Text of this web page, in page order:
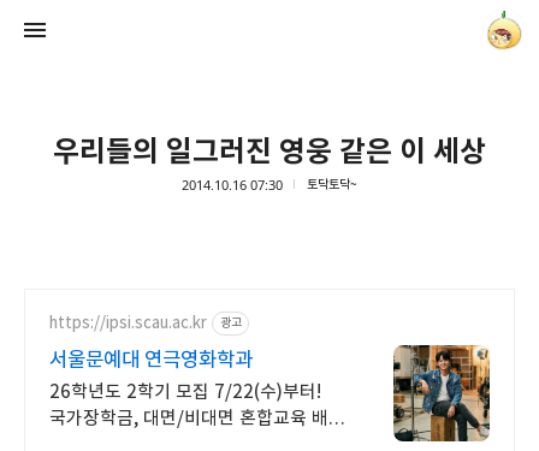
우리들의 일그러진 영웅 같은 이 세상
2014.10.16 07:30 토닥토닥~
https://ipsi.scau.ac.kr 광고
서울문예대 연극영화학과
26학년도 2학기 모집 7/22(수)부터!
국가장학금, 대면/비대면 혼합교육 배우